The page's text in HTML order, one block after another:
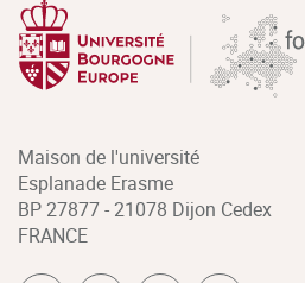
Maison de l'université
Esplanade Erasme
BP 27877 - 21078 Dijon Cedex
FRANCE